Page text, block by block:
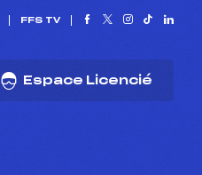
FFS TV
Espace Licencié